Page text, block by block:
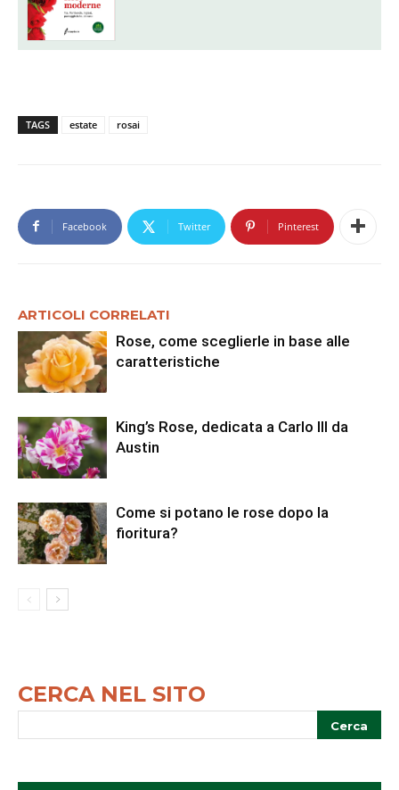
TAGS estate rosai
Facebook Twitter Pinterest
ARTICOLI CORRELATI
Rose, come sceglierle in base alle
caratteristiche
King’s Rose, dedicata a Carlo III da
Austin
Come si potano le rose dopo la
fioritura?
CERCA NEL SITO